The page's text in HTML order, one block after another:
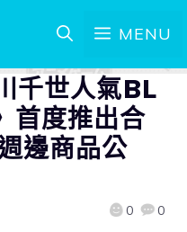
MENU
千世人氣BL
首度推出合
邊商品公
0 0